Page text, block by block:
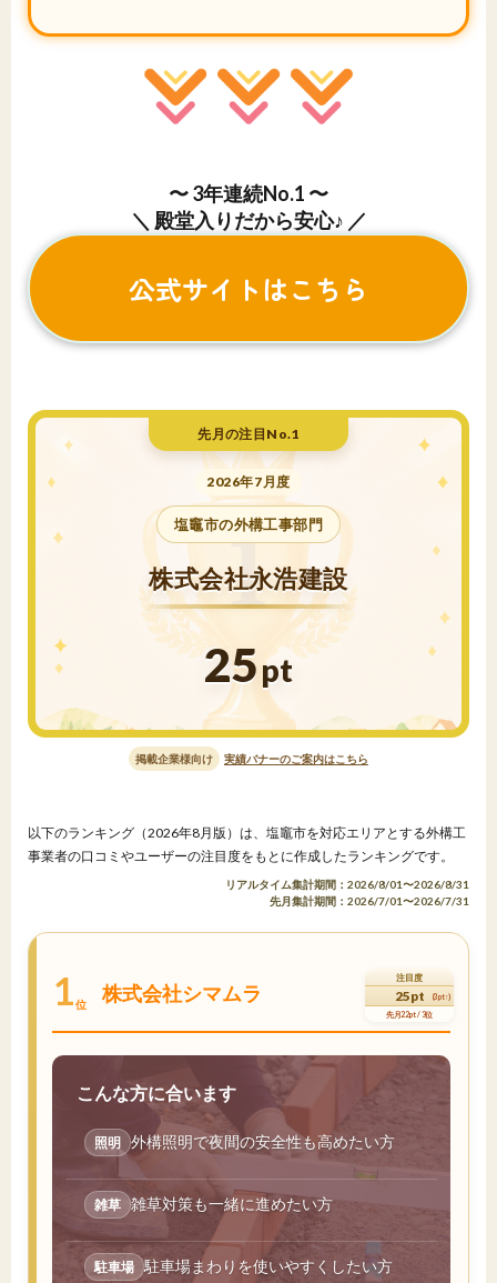
〜 3年連続No.1 〜
＼ 殿堂入りだから安心♪ ／
公式サイトはこちら
先月の注目No.1
2026年7月度
塩竈市の外構工事部門
株式会社永浩建設
25pt
掲載企業様向け 実績バナーのご案内はこちら
以下のランキング（2026年8月版）は、塩竈市を対応エリアとする外構工
事業者の口コミやユーザーの注目度をもとに作成したランキングです。
リアルタイム集計期間：2026/8/01〜2026/8/31
先月集計期間：2026/7/01〜2026/7/31
1位 株式会社シマムラ
注目度
25pt (3pt↑)
先月22pt / 3位
こんな方に合います
照明 外構照明で夜間の安全性も高めたい方
雑草 雑草対策も一緒に進めたい方
駐車場 駐車場まわりを使いやすくしたい方